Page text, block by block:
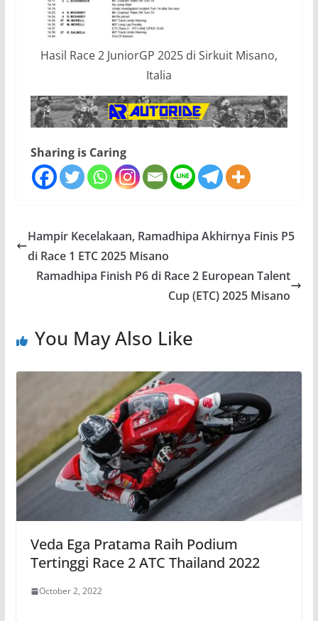
Hasil Race 2 JuniorGP 2025 di Sirkuit Misano,
Italia
Sharing is Caring
Hampir Kecelakaan, Ramadhipa Akhirnya Finis P5
di Race 1 ETC 2025 Misano
Ramadhipa Finish P6 di Race 2 European Talent
Cup (ETC) 2025 Misano
You May Also Like
Veda Ega Pratama Raih Podium
Tertinggi Race 2 ATC Thailand 2022
October 2, 2022